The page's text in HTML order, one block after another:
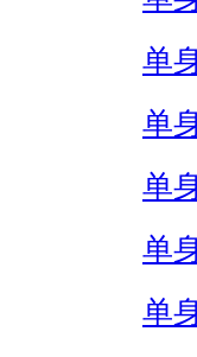
单
单
单
单
单